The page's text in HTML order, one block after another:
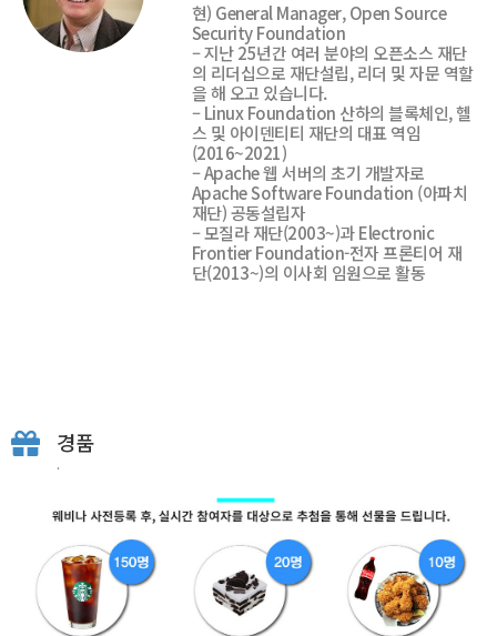
현) General Manager, Open Source
Security Foundation
– 지난 25년간 여러 분야의 오픈소스 재단
의 리더십으로 재단설립, 리더 및 자문 역할
을 해 오고 있습니다.
– Linux Foundation 산하의 블록체인, 헬
스 및 아이덴티티 재단의 대표 역임
(2016~2021)
– Apache 웹 서버의 초기 개발자로
Apache Software Foundation (아파치
재단) 공동설립자
– 모질라 재단(2003~)과 Electronic
Frontier Foundation-전자 프론티어 재
단(2013~)의 이사회 임원으로 활동
경품
.